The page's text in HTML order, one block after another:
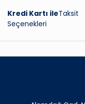
Kredi Kartı ileTaksit
Seçenekleri